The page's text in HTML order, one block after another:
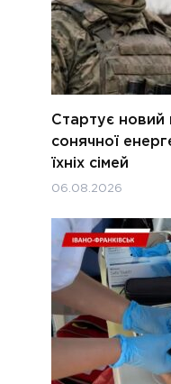
Стартує новий
сонячної
їхніх сімей
06.08.2026